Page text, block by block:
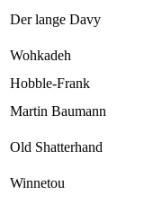
Der lange Davy
Wohkadeh
Hobble-Frank
Martin Baumann
Old Shatterhand
Winnetou